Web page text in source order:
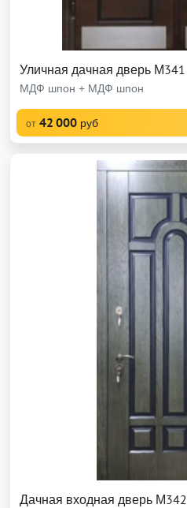
Уличная дачная дверь М341
МДФ шпон + МДФ шпон
от 42 000 руб
Дачная входная дверь М342